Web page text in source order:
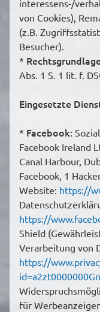
interessens-/
von Cookies),
(z.B.
Besucher).
*
Abs. 1 S. 1 lit. f.
Eingesetzte
* Facebook:
Facebook Ireland
Canal Harbour,
Facebook, 1
Website: https://
https://
Shield
Verarbeitung von
https://
für